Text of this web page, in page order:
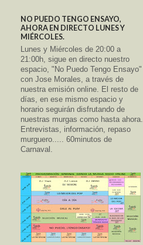
NO PUEDO TENGO ENSAYO,
AHORA EN DIRECTO LUNES Y
MIÉRCOLES.
Lunes y Miércoles de 20:00 a
21:00h, sigue en directo nuestro
espacio, "No Puedo Tengo Ensayo"
con Jose Morales, a través de
nuestra emisión online. El resto de
días, en ese mismo espacio y
horario seguirán disfrutando de
nuestras murgas como hasta ahora.
Entrevistas, información, repaso
murguero..... 60minutos de
Carnaval.